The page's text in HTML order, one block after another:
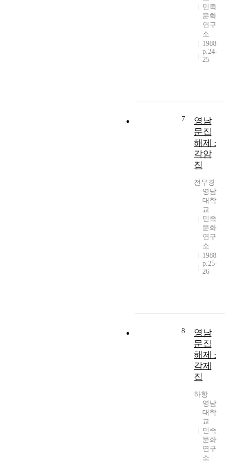
민족
문화
연구
소
1988
p.24-
25
7
영남
문집
해제 :
각암
집
전우경
영남
대학
교
민족
문화
연구
소
1988
p.25-
26
8
영남
문집
해제 :
각제
집
하항
영남
대학
교
민족
문화
연구
소